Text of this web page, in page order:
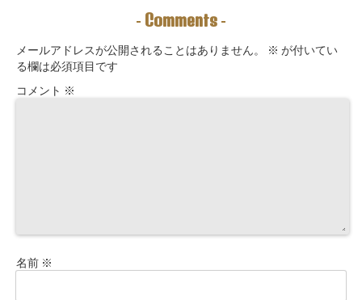
ーチングできま
九星別・金運ブ
ロックを外す開
- Comments -
メールアドレスが公開されることはありません。 ※ が付いてい
る欄は必須項目です
コメント ※
名前 ※